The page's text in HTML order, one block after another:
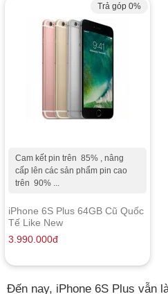
Trả góp 0%
Cam kết pin trên 85% , nâng
cấp lên các sản phẩm pin cao
trên 90% ...
iPhone 6S Plus 64GB Cũ Quốc
Tế Like New
3.990.000đ
Đến nay, iPhone 6S Plus vẫn